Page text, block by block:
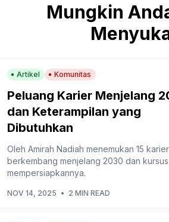
Mungkin
Artikel Komunitas
Peluang Karier Menjelang
dan Keterampilan yang
Dibutuhkan
Oleh Amirah Nadiah menemukan 15
berkembang menjelang 2030 dan
mempersiapkannya.
NOV 14, 2025 • 2 MIN READ